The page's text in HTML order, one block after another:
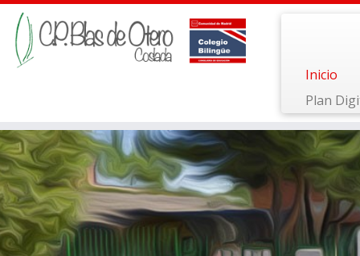
Saltar
al
contenido
Inicio
Plan